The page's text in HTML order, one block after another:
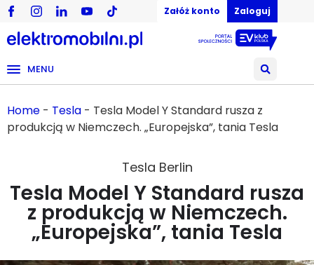
Załóż konto Zaloguj
MENU
Home - Tesla - Tesla Model Y Standard rusza z
produkcją w Niemczech. „Europejska”, tania Tesla
Tesla Berlin
Tesla Model Y Standard rusza
z produkcją w Niemczech.
„Europejska”, tania Tesla